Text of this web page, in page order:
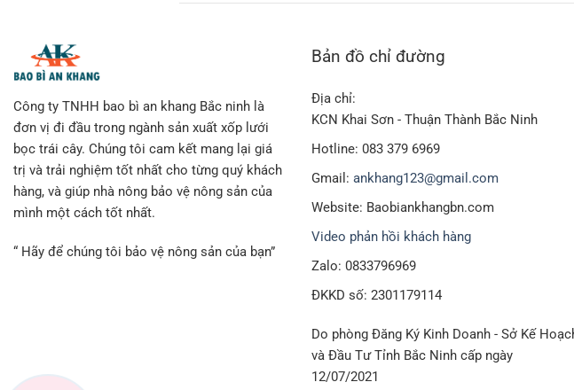
Công ty TNHH bao bì an khang Bắc ninh là
đơn vị đi đầu trong ngành sản xuất xốp lưới
bọc trái cây. Chúng tôi cam kết mang lại giá
trị và trải nghiệm tốt nhất cho từng quý khách
hàng, và giúp nhà nông bảo vệ nông sản của
mình một cách tốt nhất.
“ Hãy để chúng tôi bảo vệ nông sản của bạn”
Bản đồ chỉ đường
Địa chỉ:
KCN Khai Sơn - Thuận Thành Bắc Ninh
Hotline: 083 379 6969
Gmail: ankhang123@gmail.com
Website: Baobiankhangbn.com
Video phản hồi khách hàng
Zalo: 0833796969
ĐKKD số: 2301179114
Do phòng Đăng Ký Kinh Doanh - Sở Kế
và Đầu Tư Tỉnh Bắc Ninh cấp ngày
12/07/2021